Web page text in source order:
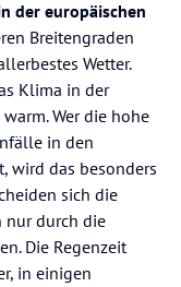
der europäischen
Breitengraden
Wetter.
Klima in der
Wer die hohe
in den
wird das besonders
sich die
nur durch die
Die Regenzeit
in einigen